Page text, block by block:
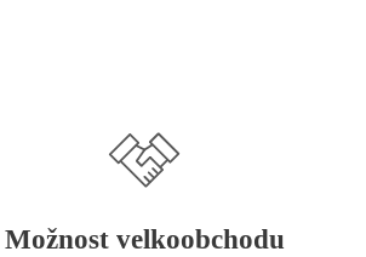
Možnost velkoobchodu